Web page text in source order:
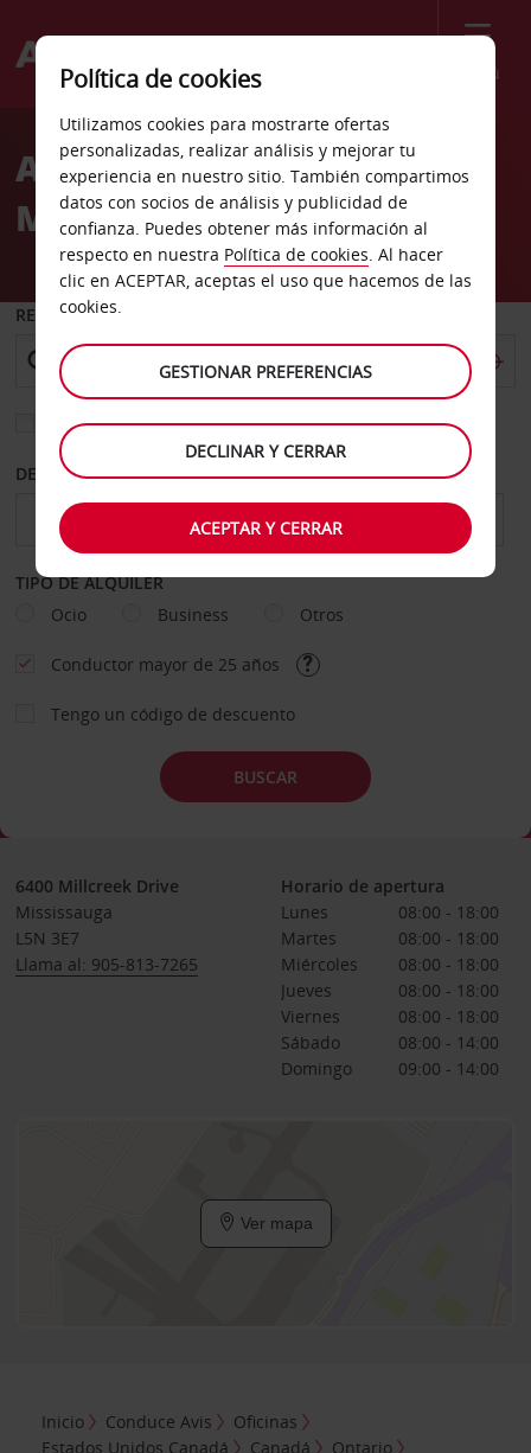
Menú
Welcome
AvisAlquiler de coches
Millcreek Mississauga
RECOGER EN
Elegir otra oficina de devolución
DESDE HASTA
TIPO DE ALQUILER
Ocio
Business Otros
Conductor mayor de 25 años
Tengo un código de descuento
BUSCAR
6400 Millcreek Drive
Mississauga
L5N 3E7
Llama al: 905-813-7265
Horario de apertura
Lunes
08:00 - 18:00
Martes
08:00 - 18:00
Miércoles
08:00 - 18:00
Jueves
08:00 - 18:00
Viernes
08:00 - 18:00
Sábado
08:00 - 14:00
Domingo
09:00 - 14:00
Ver mapa
Inicio Conduce Avis
Oficinas
Estados Unidos Canadá
Canadá
Ontario
Política de cookies
Utilizamos cookies para mostrarte ofertas
personalizadas, realizar análisis y mejorar tu
experiencia en nuestro sitio. También compartimos
datos con socios de análisis y publicidad de
confianza. Puedes obtener más información al
respecto en nuestra Política de cookies. Al hacer
clic en ACEPTAR, aceptas el uso que hacemos de las
cookies.
GESTIONAR PREFERENCIAS
DECLINAR Y CERRAR
ACEPTAR Y CERRAR